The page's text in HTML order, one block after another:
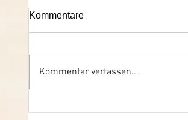
Kommentare
Kommentar verfassen...